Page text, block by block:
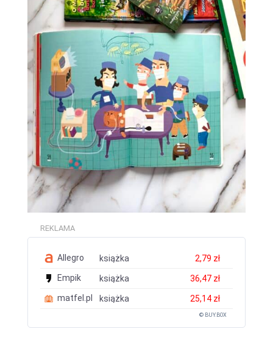
REKLAMA
Allegro książka
2,79 zł
Empik
książka
36,47 zł
matfel.pl
książka 25,14 zł
© BUY.BOX